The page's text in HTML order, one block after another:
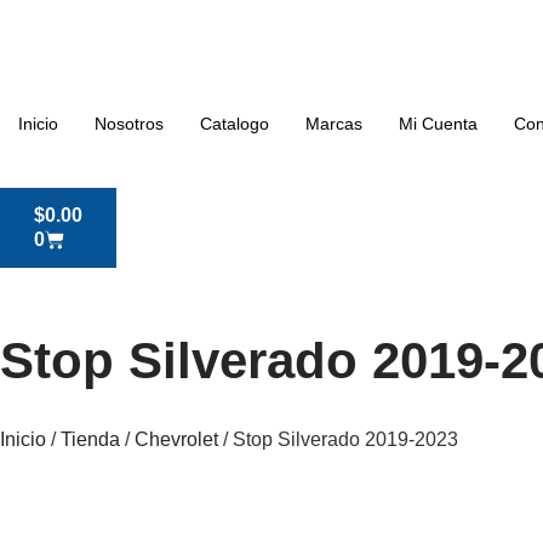
Inicio Nosotros Catalogo Marcas Mi Cuenta
$0.00
0
Stop Silverado 2019-
Inicio /Tienda /Chevrolet/ Stop Silverado 2019-2023